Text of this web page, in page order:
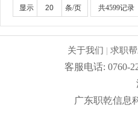
行业生产管理经验；2.高
显示 条/页 共4599记录
关于我们 |求职
客服电话: 0760-
广东职乾信息